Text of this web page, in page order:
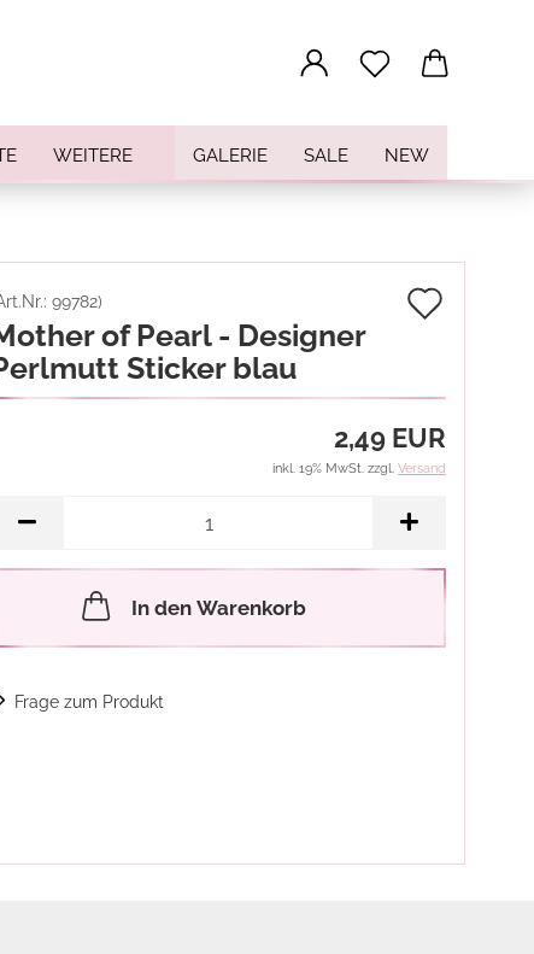
GALERIE SALE NEW
WEITERE
99782)
of Pearl - Designer
Sticker blau
2,49 EUR
inkl. 19% MwSt. zzgl. Versand
In den Warenkorb
Frage zum Produkt